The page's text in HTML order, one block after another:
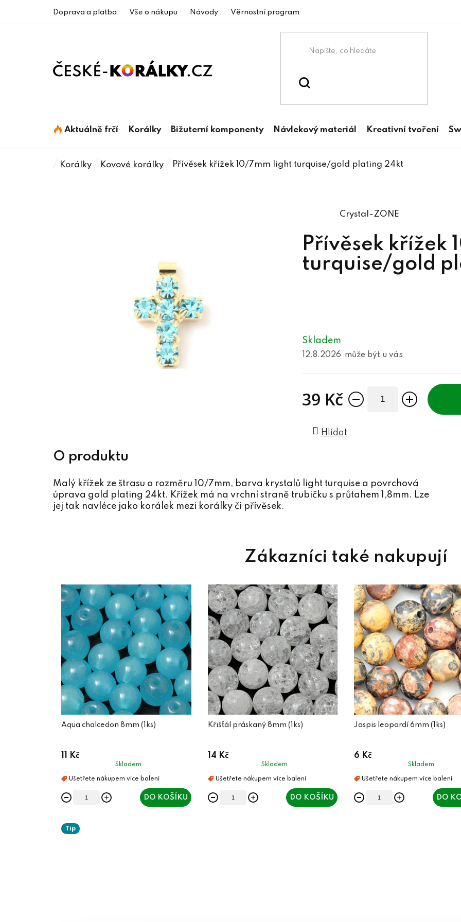
Doprava a platba Vše o nákupu Návody Věrnostní program
Aktuálně frčí Korálky Bižuterní komponenty Návlekový materiál Kreativní tvoření
Domů
Korálky Kovové korálky Přívěsek křížek 10/7mm light turquise/gold plating 24kt
Přívěsek křížek
turquise/gold
Crystal-ZONE
Skladem
12.8.2026
39 Kč
Hlídat
Malý křížek ze štrasu o rozměru 10/7mm, barva krystalů light turquise a povrchová
úprava gold plating 24kt. Křížek má na vrchní straně trubičku s průtahem 1,8mm. Lze
jej tak navléce jako korálek mezi korálky či přívěsek.
Aqua chalcedon 8mm (1ks)
11 Kč
Skladem
DO KOŠÍKU
Křišťál práskaný 8mm (1ks)
14 Kč
Skladem
DO KOŠÍKU
Jaspis leopardí 6mm (1ks)
6 Kč
Skladem
DO
Tip